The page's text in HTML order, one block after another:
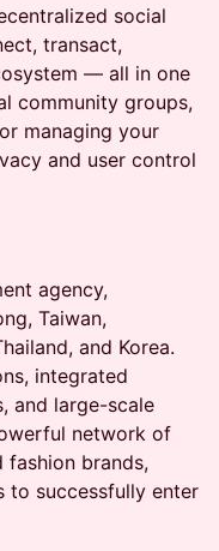
social
transact,
— all in one
community groups,
managing your
and user control
agency,
Taiwan,
and Korea.
integrated
and large-scale
network of
fashion brands,
to successfully enter